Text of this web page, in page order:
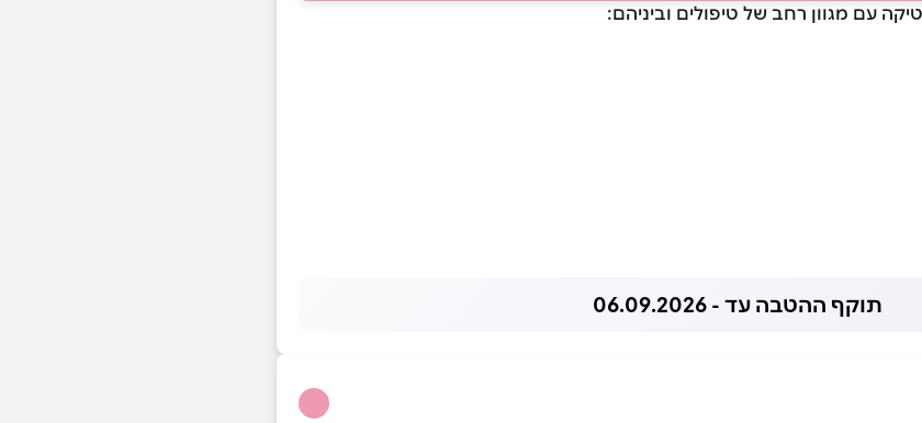
תוקף ההטבה עד - 06.09.2026